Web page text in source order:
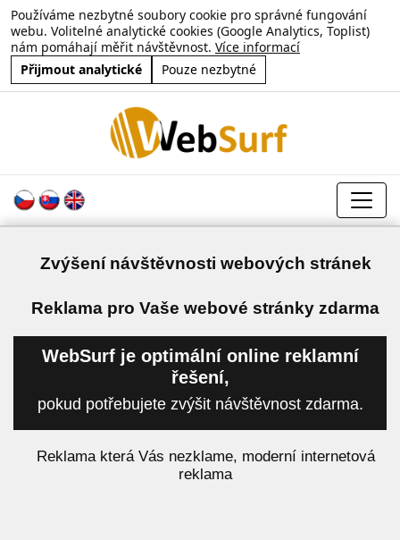
Používáme nezbytné soubory cookie pro správné fungování
webu. Volitelné analytické cookies (Google Analytics, Toplist)
nám pomáhají měřit návštěvnost. Více informací
Přijmout analytické
Pouze nezbytné
Zvýšení návštěvnosti webových stránek
Reklama pro Vaše webové stránky zdarma
WebSurf je optimální online reklamní
řešení,
pokud potřebujete zvýšit návštěvnost zdarma.
Reklama která Vás nezklame, moderní internetová
reklama